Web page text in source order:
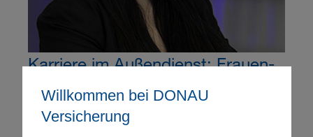
Willkommen bei DONAU
Versicherung
Karriere im Außendienst: Frauen-
Info-Tag am 11. Juni 2019
Mittwoch, 22.05.2019